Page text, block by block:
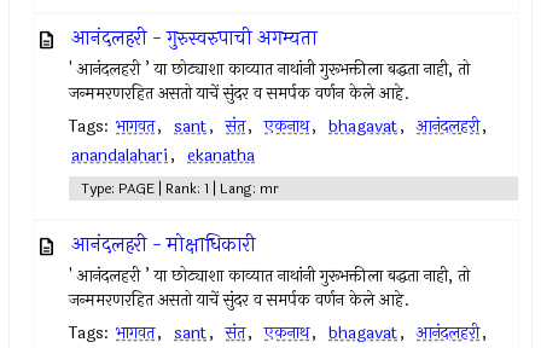
आनंदलहरी - गुरुस्वरुपाची अगम्यता
' आनंदलहरी ’ या छोट्याशा काव्यात नाथांनी गुरूभक्तीला बद्धता नाही, तो
जन्ममरणरहित असतो याचें सुंदर व समर्पक वर्णन केले आहे.
Tags: भागवत, sant, संत, एकनाथ, bhagavat, आनंदलहरी,
anandalahari, ekanatha
Type: PAGE | Rank: 1 | Lang: mr
आनंदलहरी - मोक्षाधिकारी
' आनंदलहरी ’ या छोट्याशा काव्यात नाथांनी गुरूभक्तीला बद्धता नाही, तो
जन्ममरणरहित असतो याचें सुंदर व समर्पक वर्णन केले आहे.
Tags: भागवत, sant, संत, एकनाथ, bhagavat, आनंदलहरी,